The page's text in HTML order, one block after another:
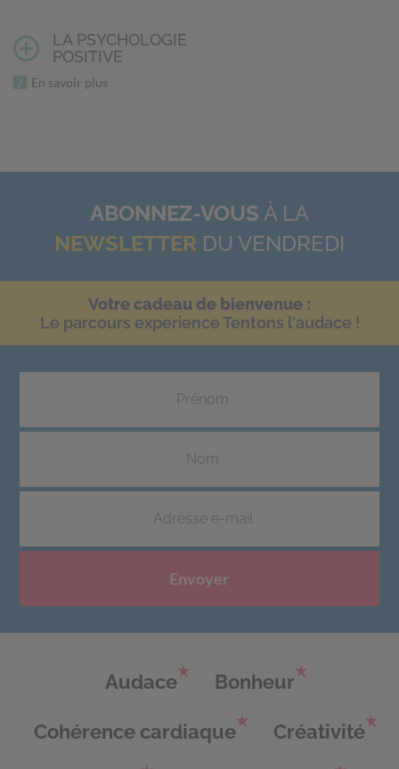
LA PSYCHOLOGIE
POSITIVE
En savoir plus
ABONNEZ-VOUS À LA
NEWSLETTER DU VENDREDI
Votre cadeau de bienvenue :
Le parcours experience Tentons l'audace !
Envoyer
Audace Bonheur
Cohérence cardiaque Créativité